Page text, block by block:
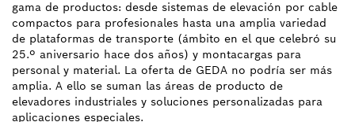
gama de productos: desde sistemas de elevación por cable
compactos para profesionales hasta una amplia variedad
de plataformas de transporte (ámbito en el que celebró su
25.º aniversario hace dos años) y montacargas para
personal y material. La oferta de GEDA no podría ser más
amplia. A ello se suman las áreas de producto de
elevadores industriales y soluciones personalizadas para
aplicaciones especiales.